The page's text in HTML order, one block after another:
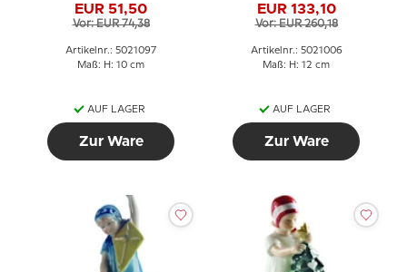
Nr. 097
EUR 51,50
Vor: EUR 74,38
Artikelnr.: 5021097
Maß: H: 10 cm
AUF LAGER
Zur Ware
006
EUR 133,10
Vor: EUR 260,18
Artikelnr.: 5021006
Maß: H: 12 cm
AUF LAGER
Zur Ware